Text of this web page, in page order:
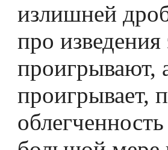
излишней
про­ изведения
проигрывают,
проигрывает,